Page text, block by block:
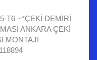
T6 ~*ÇEKİ DEMİRİ
ANKARA ÇEKİ
MONTAJI